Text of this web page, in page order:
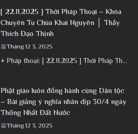
[ 22.11.2025 ] Thời Pháp Thoại – Khóa
Chuyên Tu Chùa Khai Nguyên │ Thầy
Thích Đạo Thịnh
Tháng 12 3, 2025
+ Pháp thoại: [ 22.11.2025 ] Thời Pháp Thoại – Khóa Chuyên Tu Chùa Khai Nguyên │ Thầy Thích Đạo
Phật giáo luôn đồng hành cùng Dân tộc
– Bài giảng ý nghĩa nhân dịp 30/4 ngày
Thống Nhất Đất Nước
Tháng 12 3, 2025